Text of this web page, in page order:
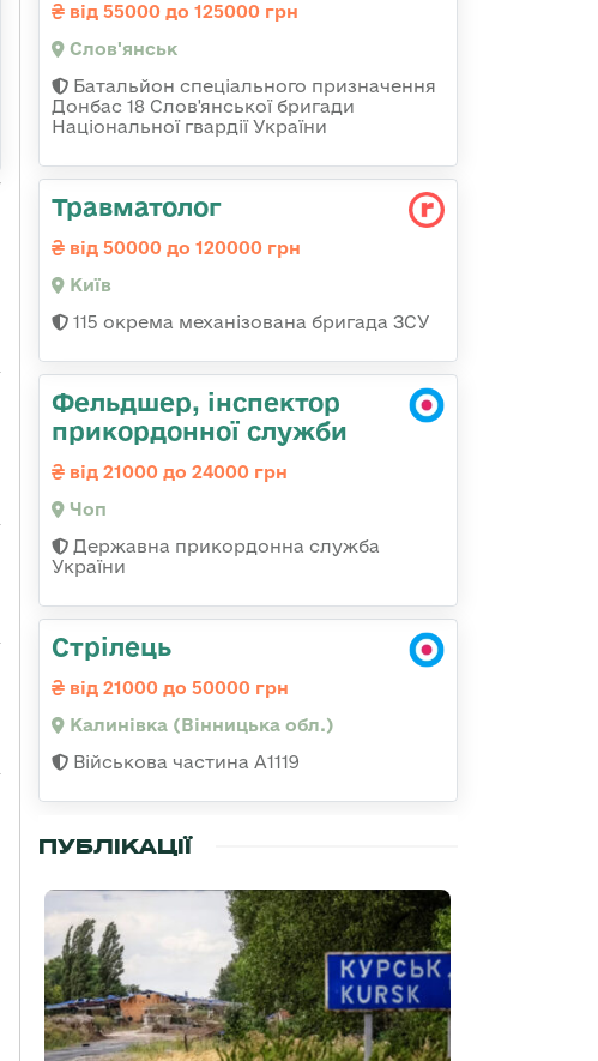
від 55000 до 125000 грн
Слов'янськ
Батальйон спеціального призначення
Донбас 18 Слов'янської бригади
Національної гвардії України
Травматолог
від 50000 до 120000 грн
Київ
115 окрема механізована бригада ЗСУ
Фельдшер, інспектор
прикордонної служби
від 21000 до 24000 грн
Чоп
Державна прикордонна служба
України
Стрілець
від 21000 до 50000 грн
Калинівка (Вінницька обл.)
Військова частина А1119
ПУБЛІКАЦІЇ